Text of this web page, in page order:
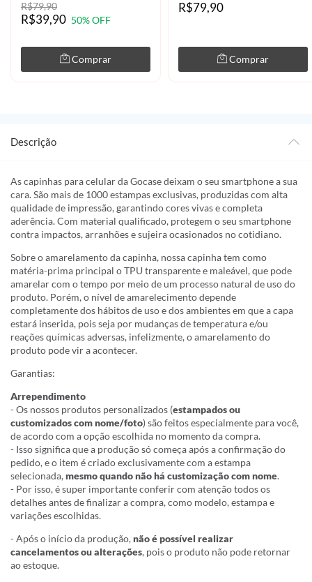
R$79,90
R$39,90 50% OFF
Comprar
R$79,90
Comprar
Descrição
As capinhas para celular da Gocase deixam o seu smartphone a sua
cara. São mais de 1000 estampas exclusivas, produzidas com alta
qualidade de impressão, garantindo cores vivas e completa
aderência. Com material qualificado, protegem o seu smartphone
contra impactos, arranhões e sujeira ocasionados no cotidiano.
Sobre o amarelamento da capinha, nossa capinha tem como
matéria-prima principal o TPU transparente e maleável, que pode
amarelar com o tempo por meio de um processo natural de uso do
produto. Porém, o nível de amarelecimento depende
completamente dos hábitos de uso e dos ambientes em que a capa
estará inserida, pois seja por mudanças de temperatura e/ou
reações químicas adversas, infelizmente, o amarelamento do
produto pode vir a acontecer.
Garantias:
Arrependimento
- Os nossos produtos personalizados (estampados ou
customizados com nome/foto) são feitos especialmente para você,
de acordo com a opção escolhida no momento da compra.
- Isso significa que a produção só começa após a confirmação do
pedido, e o item é criado exclusivamente com a estampa
selecionada,mesmo quando não há customização com nome.
- Por isso, é super importante conferir com atenção todos os
detalhes antes de finalizar a compra, como modelo, estampa e
variações escolhidas.
- Após o início da produção,não é possível realizar
cancelamentos ou alterações, pois o produto não pode retornar
ao estoque.